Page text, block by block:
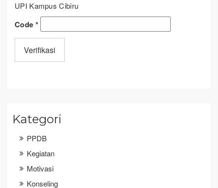
UPI Kampus Cibiru
Code *
Kategori
PPDB
Kegiatan
Motivasi
Konseling